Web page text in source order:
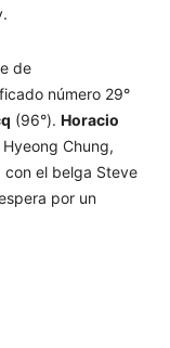
de
número 29°
(96°). Horacio
Chung,
con el belga Steve
por un